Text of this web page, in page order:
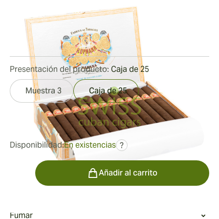
Medidor de anillo:42
Longitud:129 mm / 5.0 pulgadas
0Reseñas
188,36 € fue235,46 €
Disponibilidad:En existencias ?
Presentación del producto: Caja de 25
Muestra 3 Caja de 25
Cantidad
Añadir al carrito
Fumar